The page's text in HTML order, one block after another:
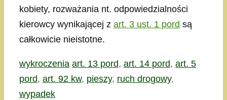
kobiety, rozważania nt. odpowiedzialności
kierowcy wynikającej z art. 3 ust. 1 pord są
całkowicie nieistotne.
Kategorie
wykroczenia Tagi
art. 13 pord, art. 14 pord, art. 5
pord, art. 92 kw, pieszy, ruch drogowy,
wypadek